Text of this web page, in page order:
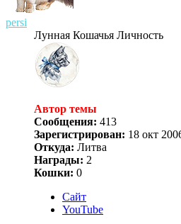
persi
Лунная Кошачья Личность
Автор темы
Сообщения: 413
Зарегистрирован: 18 окт
Откуда: Литва
Награды: 2
Кошки: 0
Сайт
YouTube